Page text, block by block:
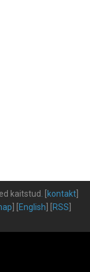
kaitstud. kontakt
English RSS